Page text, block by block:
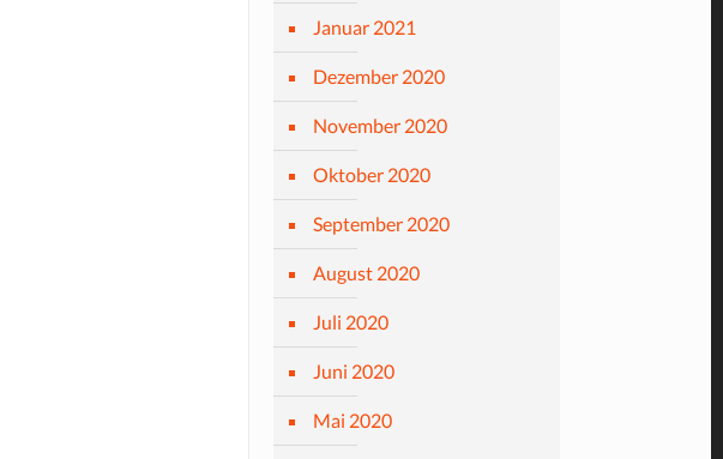
Januar 2021
Dezember 2020
November 2020
Oktober 2020
September 2020
August 2020
Juli 2020
Juni 2020
Mai 2020